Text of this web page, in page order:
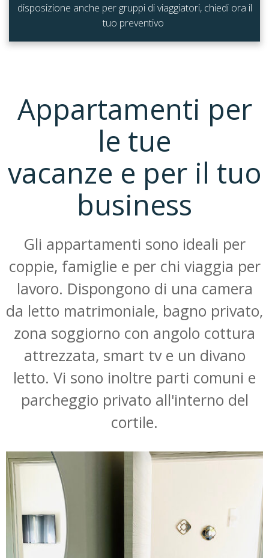
disposizione anche per gruppi di viaggiatori, chiedi ora il
tuo preventivo
Appartamenti per
le tue
vacanze e per il tuo
business
Gli appartamenti sono ideali per
coppie, famiglie e per chi viaggia per
lavoro. Dispongono di una camera
da letto matrimoniale, bagno privato,
zona soggiorno con angolo cottura
attrezzata, smart tv e un divano
letto. Vi sono inoltre parti comuni e
parcheggio privato all'interno del
cortile.